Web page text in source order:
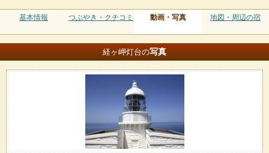
基本情報 つぶやき・クチコミ 動画・写真 地図・周辺の宿
経ヶ岬灯台の写真